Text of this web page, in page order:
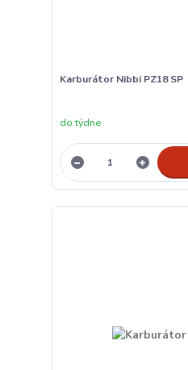
Karburátor Nibbi PZ18 SP
do týdne